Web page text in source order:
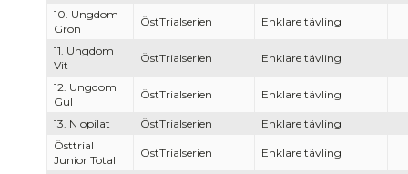
10. Ungdom
Grön
ÖstTrialserien Enklare tävling
11. Ungdom
Vit
ÖstTrialserien Enklare tävling
12. Ungdom
Gul
ÖstTrialserien Enklare tävling
13. N opilat ÖstTrialserien
Enklare tävling
Östtrial
Junior Total
ÖstTrialserien Enklare tävling